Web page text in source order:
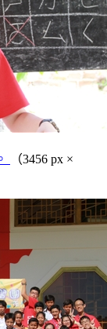
（3456 px ×